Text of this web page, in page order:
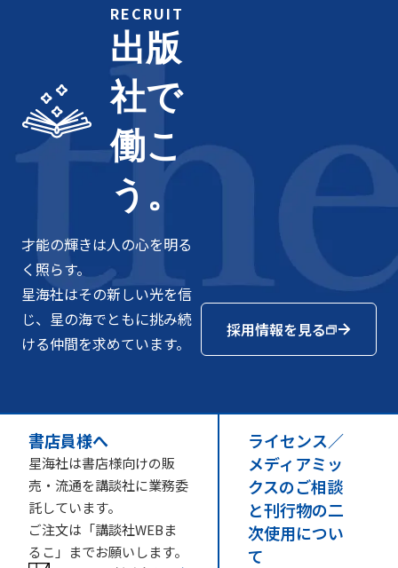
RECRUIT
出版
社で
働こ
う。
才能の輝きは人の心を明る
く照らす。
星海社はその新しい光を信
じ、星の海でともに挑み続
ける仲間を求めています。
採用情報を見る
書店員様へ
星海社は書店様向けの販
売・流通を講談社に業務委
託しています。
ご注文は「講談社WEBま
るこ」までお願いします。
ライセンス／
メディアミッ
クスのご相談
と刊行物の二
次使用につい
て